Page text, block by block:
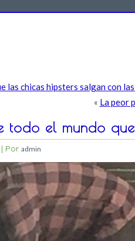
las chicas hipsters salgan con
« La peor
todo el mundo
| Por admin